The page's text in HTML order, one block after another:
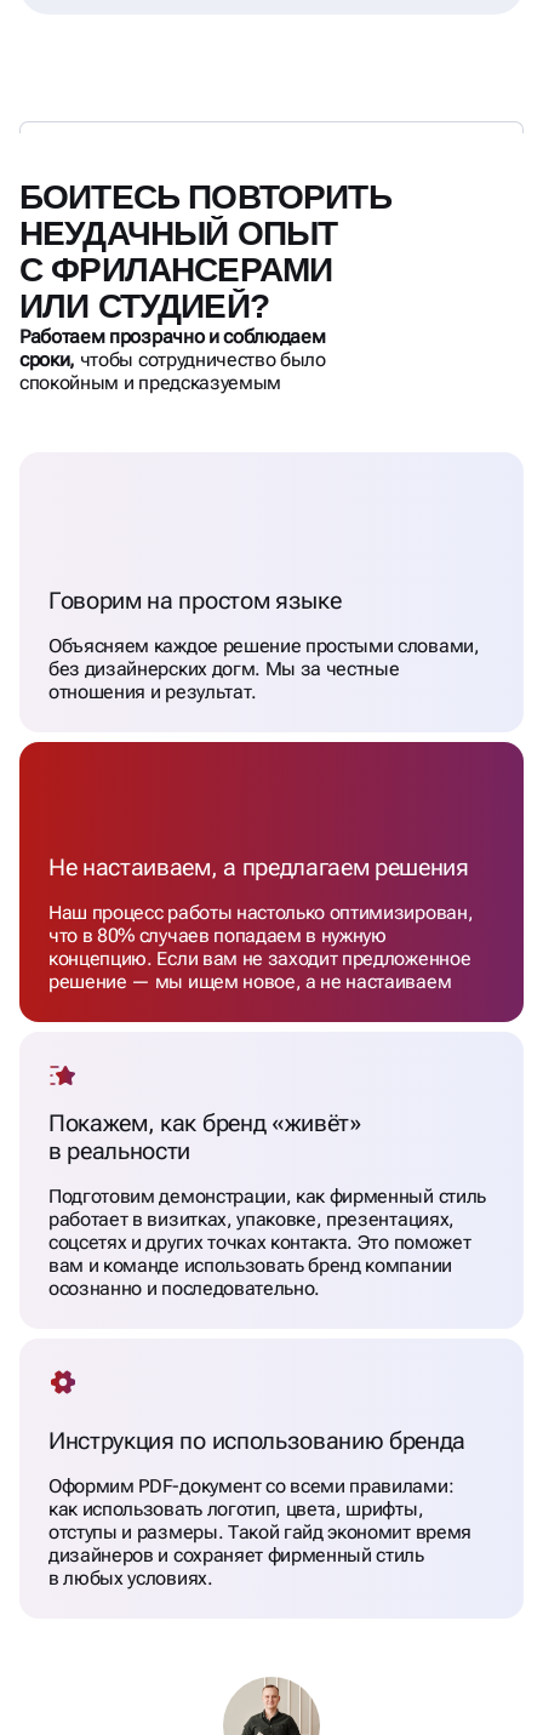
БОИТЕСЬ ПОВТОРИТЬ
НЕУДАЧНЫЙ ОПЫТ
С ФРИЛАНСЕРАМИ
ИЛИ СТУДИЕЙ?
Работаем прозрачно и соблюдаем
сроки, чтобы сотрудничество было
спокойным и предсказуемым
Говорим на простом языке
Объясняем каждое решение простыми словами,
без дизайнерских догм. Мы за честные
отношения и результат.
Не настаиваем, а предлагаем решения
Наш процесс работы настолько оптимизирован,
что в 80% случаев попадаем в нужную
концепцию. Если вам не заходит предложенное
решение — мы ищем новое, а не настаиваем
Покажем, как бренд «живёт»
в реальности
Подготовим демонстрации, как фирменный стиль
работает в визитках, упаковке, презентациях,
соцсетях и других точках контакта. Это поможет
вам и команде использовать бренд компании
осознанно и последовательно.
Инструкция по использованию бренда
Оформим PDF-документ со всеми правилами:
как использовать логотип, цвета, шрифты,
отступы и размеры. Такой гайд экономит время
дизайнеров и сохраняет фирменный стиль
в любых условиях.